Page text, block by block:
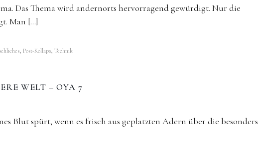
Das Thema wird andernorts hervorragend gewürdigt. Nur die
Man […]
, Post-Kollaps, Technik
WELT – OYA 7
Blut spürt, wenn es frisch aus geplatzten Adern über die besonders